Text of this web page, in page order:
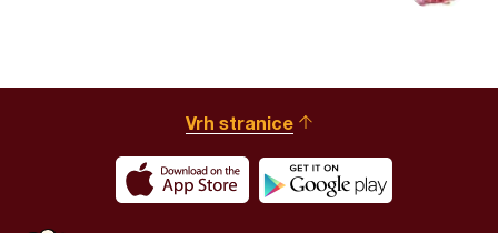
Vrh stranice